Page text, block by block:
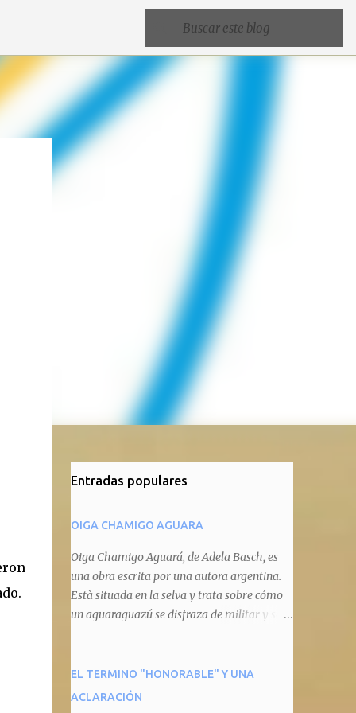
Entradas populares
OIGA CHAMIGO AGUARA
Oiga Chamigo Aguará, de Adela Basch, es
una obra escrita por una autora argentina.
Està situada en la selva y trata sobre cómo
un aguaraguazú se disfraza de militar y se
animal que pretenda circular por ahí. En
primera instancia aparece Teteu, el tero,
EL TERMINO "HONORABLE" Y UNA
ACLARACIÓN